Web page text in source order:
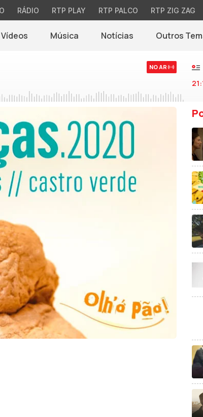
RÁDIO RTP PLAY RTP PALCO RTP ZIG ZAG
Vídeos Música Notícias(abre em nova janela)
Outros
NO AR